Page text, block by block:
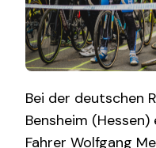
Bei der deutschen
Bensheim
Fahrer Wolfgang